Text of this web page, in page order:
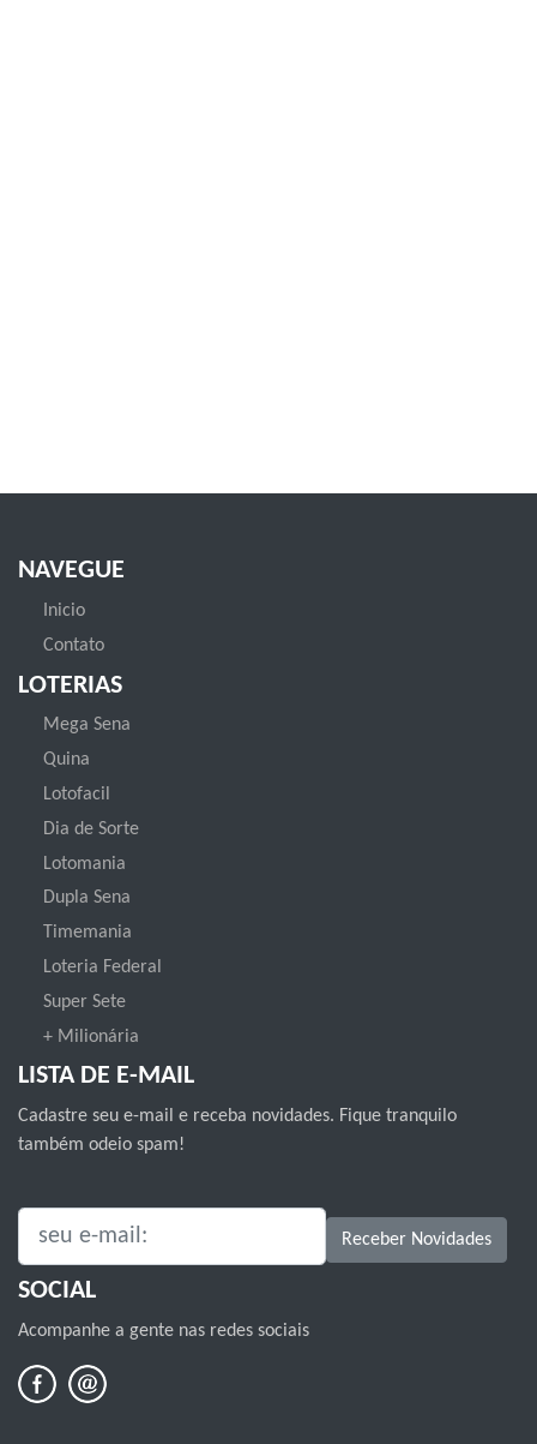
NAVEGUE
Inicio
Contato
LOTERIAS
Mega Sena
Quina
Lotofacil
Dia de Sorte
Lotomania
Dupla Sena
Timemania
Loteria Federal
Super Sete
+ Milionária
LISTA DE E-MAIL
Cadastre seu e-mail e receba novidades. Fique tranquilo
também odeio spam!
SEU E-MAIL: Receber Novidades
SOCIAL
Acompanhe a gente nas redes sociais